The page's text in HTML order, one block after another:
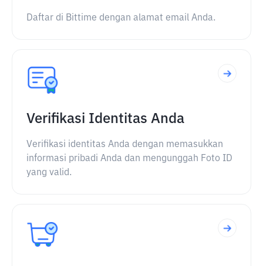
Daftar di Bittime dengan alamat email Anda.
Verifikasi Identitas Anda
Verifikasi identitas Anda dengan memasukkan
informasi pribadi Anda dan mengunggah Foto ID
yang valid.